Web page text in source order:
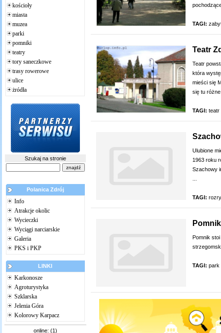
kościoły
miasta
muzea
parki
pomniki
teatry
tory saneczkowe
trasy rowerowe
ulice
żródła
Szukaj na stronie
Polanica Zdrój
Info
Atrakcje okolic
Wycieczki
Wyciągi narciarskie
Galeria
PKS i PKP
LINKI
Karkonosze
Agroturystyka
Szklarska
Jelenia Góra
Kolorowy Karpacz
online: (1)
TAGI:
Teatr
Teatr
która
mieści się
się tu
TAGI: teatr
Ulubione
1963 roku
Szachowy
TAGI:
Pomnik
TAGI: park